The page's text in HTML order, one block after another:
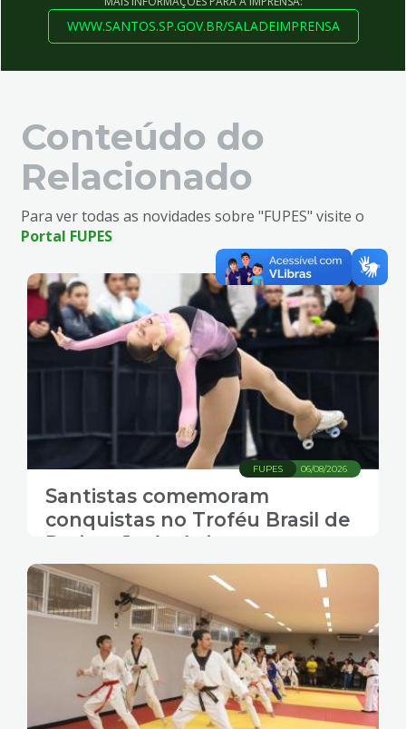
WWW.SANTOS.SP.GOV.BR/SALADEIMPRENSA
Conteúdo do
Relacionado
Para ver todas as novidades sobre "FUPES" visite o
Portal FUPES
06/08/2026
FUPES
Santistas comemoram
conquistas no Troféu Brasil de
Patinação Artística